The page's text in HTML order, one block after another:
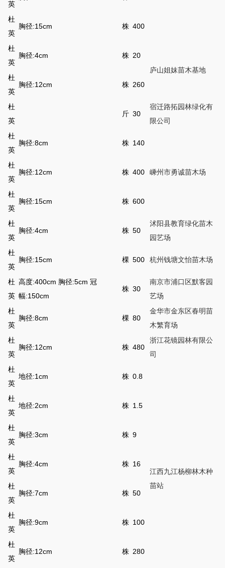
英
杜
英
胸径:15cm 株 400
杜
英
胸径:4cm 株 20
庐山姐妹苗木基地
杜
英
胸径:12cm 株 260
杜
英
斤 30
宿迁路拓园林绿化有
限公司
杜
英
胸径:8cm 株 140
嵊州市勇诚苗木场
杜
英
胸径:12cm 株 400
杜
英
胸径:15cm 株 600
杜
英
胸径:4cm 株 50
沭阳县教育绿化苗木
园艺场
杜
英
胸径:15cm 棵 500 杭州钱塘文怡苗木场
杜
英
高度:400cm 胸径:5cm 冠
幅:150cm
株 30
南京市浦口区默客园
艺场
杜
英
胸径:8cm 棵 80
金华市金东区春明苗
木繁育场
杜
英
胸径:12cm 株 480
浙江花镜园林有限公
司
杜
英
地径:1cm 株 0.8
江西九江杨柳林木种
苗站
杜
英
地径:2cm 株 1.5
杜
英
胸径:3cm 株 9
杜
英
胸径:4cm 株 16
杜
英
胸径:7cm 株 50
杜
英
胸径:9cm 株 100
杜
英
胸径:12cm 株 280